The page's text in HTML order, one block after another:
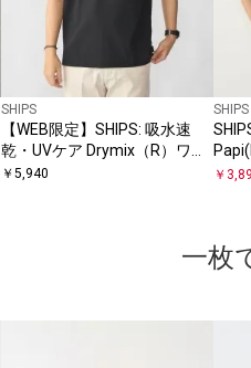
SHIPS
【WEB限定】SHIPS: 吸水速
乾・UVケア Drymix（R）ワン
ポイントロゴ ボタンダウン ポ
￥ 5,940
ポ
￥
一枚